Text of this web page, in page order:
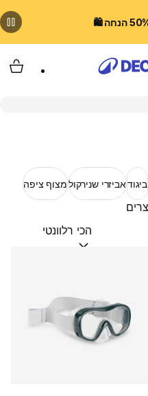
ביגודאביזרי שנירקולמצוף ציפה
מיין לפי:(optional)